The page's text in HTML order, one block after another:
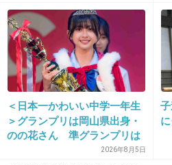
www.excite.co.jp
大人向けと言って印象に残るのは、全編
シーンです。ハリウッド映画ではもうほ
れでもかと登場し、しかも登場人物の喫
時世大変勇気のある描かれ方をしていま
味しそう」から、突然の「喫煙シーン、
とうございます」おなかふっ
くら
＜日本一かわいい中学一年生
＞グランプリは岡山県出身・
のの花さん 準グランプリは
徳島県出身・つむぎさん2026年8月5日